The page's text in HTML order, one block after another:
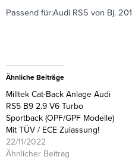
Passend für:Audi RS5 von Bj.
Ähnliche Beiträge
Milltek Cat-Back Anlage Audi
RS5 B9 2.9 V6 Turbo
Sportback (OPF/GPF Modelle)
Mit TÜV / ECE Zulassung!
22/11/2022
Ähnlicher Beitrag